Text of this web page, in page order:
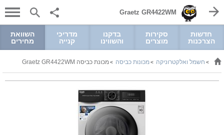
Graetz GR4422WM
חדשות
הצרכנות
סקירות
מוצרים
בדקנו
והשווינו
מדריכי
קנייה
השוואת
מחירים
> חשמל ואלקטרוניקה >מכונות כביסה >מכונת כביסה Graetz GR4422WM